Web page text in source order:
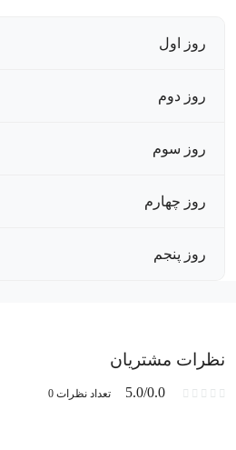
روز اول
روز دوم
روز سوم
روز چهارم
روز پنجم
نظرات مشتریان
5.0/0.0 تعداد نظرات 0